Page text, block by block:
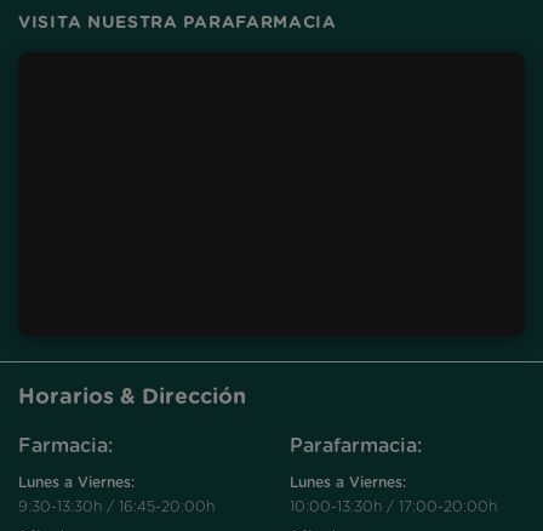
VISITA NUESTRA PARAFARMACIA
Horarios & Dirección
Farmacia:
Lunes a Viernes:
9:30-13:30h / 16:45-20:00h
Parafarmacia:
Lunes a Viernes:
10:00-13:30h / 17:00-20:00h